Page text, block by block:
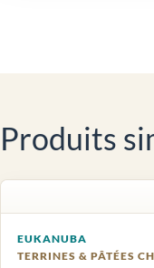
Produits
EUKANUBA
TERRINES & PÂTÉES